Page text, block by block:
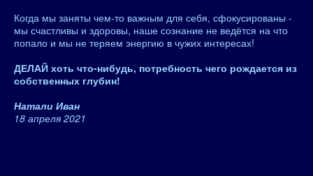
Когда мы заняты чем-то важным для себя, сфокусированы -
мы счастливы и здоровы, наше сознание не ведётся на что
попало и мы не теряем энергию в чужих интересах!
ДЕЛАЙ хоть что-нибудь, потребность чего рождается из
собственных глубин!
Натали Иван
18 апреля 2021